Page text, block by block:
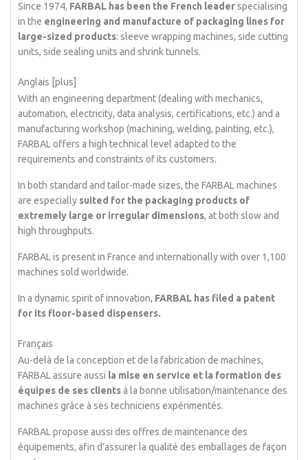
Since 1974, FARBAL has been the French leaderspecialising
in the engineering and manufacture of packaging lines for
large-sized products: sleeve wrapping machines, side cutting
units, side sealing units and shrink tunnels.
Anglais [plus]
With an engineering department (dealing with mechanics,
automation, electricity, data analysis, certifications, etc.) and a
manufacturing workshop (machining, welding, painting, etc.),
FARBAL offers a high technical level adapted to the
requirements and constraints of its customers.
In both standard and tailor-made sizes, the FARBAL machines
are especially suited for the packaging products of
extremely large or irregular dimensions, at both slow and
high throughputs.
FARBAL is present in France and internationally with over 1,100
machines sold worldwide.
In a dynamic spirit of innovation, FARBAL has filed a patent
for its floor-based dispensers.
Français
Au-delà de la conception et de la fabrication de machines,
FARBAL assure aussi la mise en service et la formation des
équipes de ses clientsà la bonne utilisation/maintenance des
machines grâce à ses techniciens expérimentés.
FARBAL propose aussi des offres de maintenance des
équipements, afin d’assurer la qualité des emballages de façon